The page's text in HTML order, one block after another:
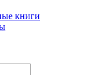
книги